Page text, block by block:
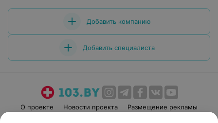
Добавить компанию
Добавить специалиста
О проекте Новости проекта
Размещение рекламы